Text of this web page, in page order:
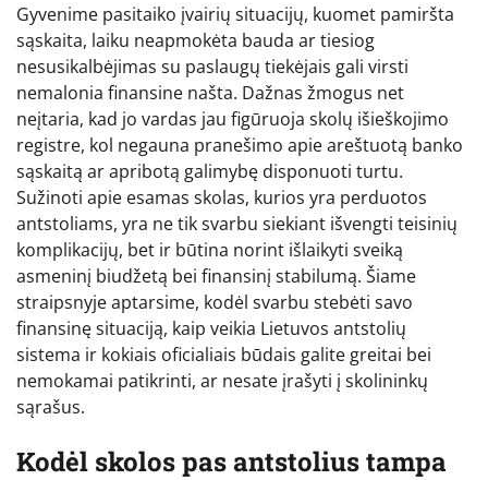
Gyvenime pasitaiko įvairių situacijų, kuomet pamiršta
sąskaita, laiku neapmokėta bauda ar tiesiog
nesusikalbėjimas su paslaugų tiekėjais gali virsti
nemalonia finansine našta. Dažnas žmogus net
neįtaria, kad jo vardas jau figūruoja skolų išieškojimo
registre, kol negauna pranešimo apie areštuotą banko
sąskaitą ar apribotą galimybę disponuoti turtu.
Sužinoti apie esamas skolas, kurios yra perduotos
antstoliams, yra ne tik svarbu siekiant išvengti teisinių
komplikacijų, bet ir būtina norint išlaikyti sveiką
asmeninį biudžetą bei finansinį stabilumą. Šiame
straipsnyje aptarsime, kodėl svarbu stebėti savo
finansinę situaciją, kaip veikia Lietuvos antstolių
sistema ir kokiais oficialiais būdais galite greitai bei
nemokamai patikrinti, ar nesate įrašyti į skolininkų
sąrašus.
Kodėl skolos pas antstolius tampa